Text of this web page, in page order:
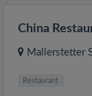
China
Mallerstetter
Restaurant